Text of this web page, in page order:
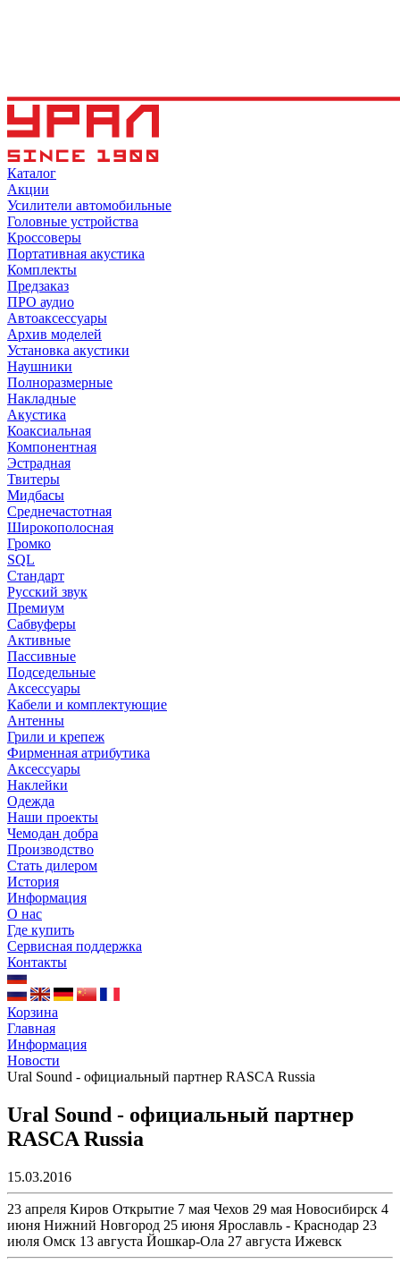
Каталог
Акции
Усилители автомобильные
Головные устройства
Кроссоверы
Портативная акустика
Комплекты
Предзаказ
ПРО аудио
Автоаксессуары
Архив моделей
Установка акустики
Наушники
Полноразмерные
Накладные
Акустика
Коаксиальная
Компонентная
Эстрадная
Твитеры
Мидбасы
Среднечастотная
Широкополосная
Громко
SQL
Стандарт
Русский звук
Премиум
Сабвуферы
Активные
Пассивные
Подседельные
Аксессуары
Кабели и комплектующие
Антенны
Грили и крепеж
Фирменная атрибутика
Аксессуары
Наклейки
Одежда
Наши проекты
Чемодан добра
Производство
Стать дилером
История
Информация
О нас
Где купить
Сервисная поддержка
Контакты
Корзина
Главная
Информация
Новости
Ural Sound - официальный партнер RASCA Russia
Ural Sound - официальный партнер
RASCA Russia
15.03.2016
23 апреля Киров Открытие 7 мая Чехов 29 мая Новосибирск 4
июня Нижний Новгород 25 июня Ярославль - Краснодар 23
июля Омск 13 августа Йошкар-Ола 27 августа Ижевск